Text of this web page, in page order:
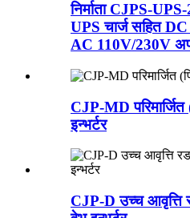
निर्माता CJPS-
UPS चार्ज सहित
AC 110V/230V अफ
CJP-MD
इन्भर्टर
CJP-D उच्च आवृत्ति